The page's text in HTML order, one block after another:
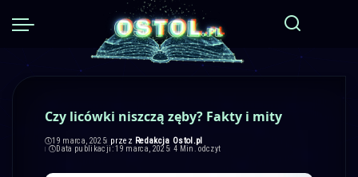
Czy licówki niszczą zęby? Fakty i mity
19 marca, 2025Posted
by
przez Redakcja Ostol.pl
Data publikacji: 19 marca, 2025 4 Min. odczyt